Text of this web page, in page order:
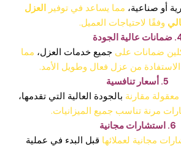
أو صناعية، مما يساعد في توفير
العزل
وفقًا لاحتياجات العميل.
الجودة
ضمانات على جميع خدمات العزل، مما
الاستفادة من عزل فعال وطويل الأمد.
5. أسعار تنافسية
مقارنة بالجودة العالية التي تقدمها،
مرنة تناسب جميع الميزانيات.
6. استشارات مجانية
مجانية لعملائها قبل البدء في عملية